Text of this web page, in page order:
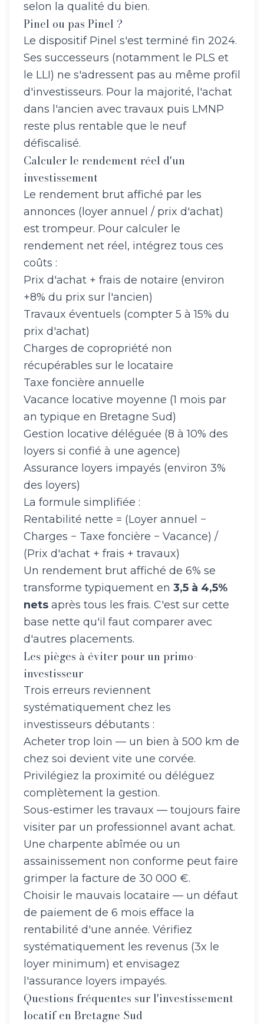
selon la qualité du bien.
Pinel ou pas Pinel ?
Le dispositif Pinel s'est terminé fin 2024.
Ses successeurs (notamment le PLS et
le LLI) ne s'adressent pas au même profil
d'investisseurs. Pour la majorité, l'achat
dans l'ancien avec travaux puis LMNP
reste plus rentable que le neuf
défiscalisé.
Calculer le rendement réel d'un
investissement
Le rendement brut affiché par les
annonces (loyer annuel / prix d'achat)
est trompeur. Pour calculer le
rendement net réel, intégrez tous ces
coûts :
Prix d'achat + frais de notaire (environ
+8% du prix sur l'ancien)
Travaux éventuels (compter 5 à 15% du
prix d'achat)
Charges de copropriété non
récupérables sur le locataire
Taxe foncière annuelle
Vacance locative moyenne (1 mois par
an typique en Bretagne Sud)
Gestion locative déléguée (8 à 10% des
loyers si confié à une agence)
Assurance loyers impayés (environ 3%
des loyers)
La formule simplifiée :
Rentabilité nette = (Loyer annuel −
Charges − Taxe foncière − Vacance) /
(Prix d'achat + frais + travaux)
Un rendement brut affiché de 6% se
transforme typiquement en 3,5 à 4,5%
nets après tous les frais. C'est sur cette
base nette qu'il faut comparer avec
d'autres placements.
Les pièges à éviter pour un primo-
investisseur
Trois erreurs reviennent
systématiquement chez les
investisseurs débutants :
Acheter trop loin — un bien à 500 km de
chez soi devient vite une corvée.
Privilégiez la proximité ou déléguez
complètement la gestion.
Sous-estimer les travaux — toujours faire
visiter par un professionnel avant achat.
Une charpente abîmée ou un
assainissement non conforme peut faire
grimper la facture de 30 000 €.
Choisir le mauvais locataire — un défaut
de paiement de 6 mois efface la
rentabilité d'une année. Vérifiez
systématiquement les revenus (3x le
loyer minimum) et envisagez
l'assurance loyers impayés.
Questions fréquentes sur l'investissement
locatif en Bretagne Sud